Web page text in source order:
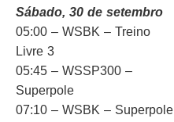
Sábado, 30 de setembro
05:00 – WSBK – Treino
Livre 3
05:45 – WSSP300 –
Superpole
07:10 – WSBK – Superpole